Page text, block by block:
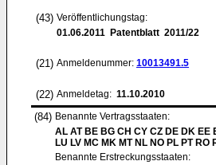
(43) Veröffentlichungstag:
01.06.2011 Patentblatt 2011/22
(21) Anmeldenummer: 10013491.5
(22) Anmeldetag: 11.10.2010
(84) Benannte Vertragsstaaten:
AL AT BE BG CH CY CZ DE DK EE
LU LV MC MK MT NL NO PL PT RO
Benannte Erstreckungsstaaten: